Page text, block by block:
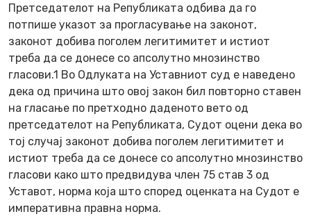
Претседателот на Републиката одбива да го
потпише указот за прогласување на законот,
законот добива поголем легитимитет и истиот
треба да се донесе со апсолутно мнозинство
гласови.1 Во Одлуката на Уставниот суд е наведено
дека од причина што овој закон бил повторно ставен
на гласање по претходно даденото вето од
претседателот на Републиката, Судот оцени дека во
тој случај законот добива поголем легитимитет и
истиот треба да се донесе со апсолутно мнозинство
гласови како што предвидува член 75 став 3 од
Уставот, норма која што според оценката на Судот е
императивна правна норма.